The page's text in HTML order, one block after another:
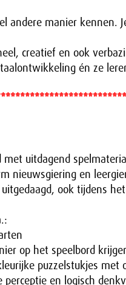
andere manier kennen.
creatief en ook
én ze
uitdagend
nieuwsgiering en
ook tijdens
op het speelbord
puzzelstukjes met
en logisch